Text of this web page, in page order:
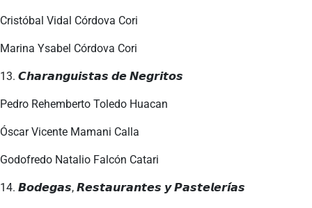
Cristóbal Vidal Córdova Cori
Marina Ysabel Córdova Cori
13. 𝘾𝙝𝙖𝙧𝙖𝙣𝙜𝙪𝙞𝙨𝙩𝙖𝙨 𝙙𝙚 𝙉𝙚𝙜𝙧𝙞𝙩𝙤𝙨
Pedro Rehemberto Toledo Huacan
Óscar Vicente Mamani Calla
Godofredo Natalio Falcón Catari
14. 𝘽𝙤𝙙𝙚𝙜𝙖𝙨, 𝙍𝙚𝙨𝙩𝙖𝙪𝙧𝙖𝙣𝙩𝙚𝙨 𝙮 𝙋𝙖𝙨𝙩𝙚𝙡𝙚𝙧𝙞́𝙖𝙨